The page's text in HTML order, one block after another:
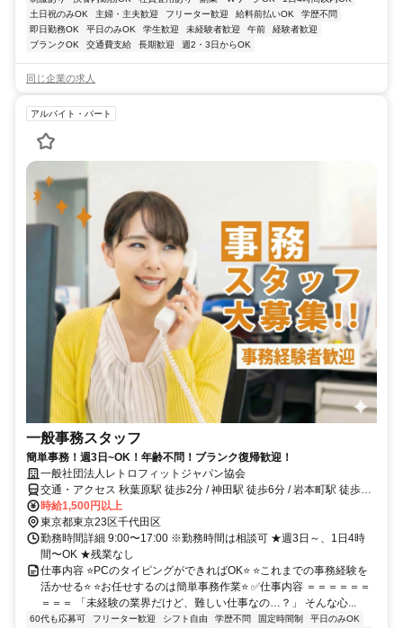
土日祝のみOK
主婦・主夫歓迎 フリーター歓迎 給料前払いOK
学歴不問
即日勤務OK
平日のみOK 学生歓迎 未経験者歓迎 午前
経験者歓迎
ブランクOK
交通費支給 長期歓迎 週2・3日からOK
同じ企業の求人
アルバイト・パート
一般事務スタッフ
簡単事務！週3日~OK！年齢不問！ブランク復帰歓迎！
一般社団法人レトロフィットジャパン協会
交通・アクセス 秋葉原駅 徒歩2分 / 神田駅 徒歩6分 / 岩本町駅 徒歩2
分
時給1,500円以上
東京都東京23区千代田区
勤務時間詳細 9:00〜17:00 ※勤務時間は相談可 ★週3日～、1日4時
間〜OK ★残業なし
仕事内容 ⭐PCのタイピングができればOK⭐️ ⭐これまでの事務経験を
活かせる⭐ ⭐お任せするのは簡単事務作業⭐ ✅仕事内容 ＝＝＝＝＝＝
＝＝＝ 「未経験の業界だけど、難しい仕事なの…？」 そんな心...
60代も応募可 フリーター歓迎 シフト自由 学歴不問 固定時間制
平日のみOK